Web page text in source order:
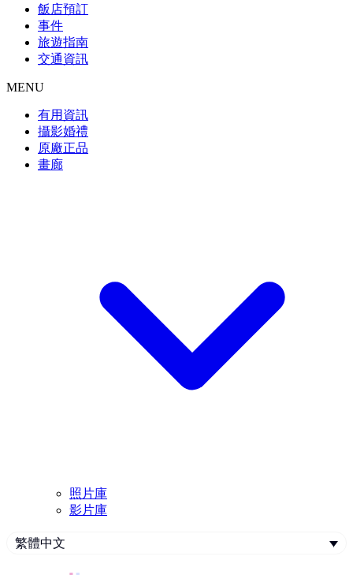
飯店預訂
事件
旅遊指南
交通資訊
MENU
有用資訊
攝影婚禮
原廠正品
畫廊
照片庫
影片庫
繁體中文